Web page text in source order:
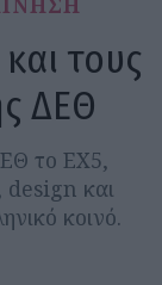
τους
ΔΕΘ
το EX5,
design και
κοινό.